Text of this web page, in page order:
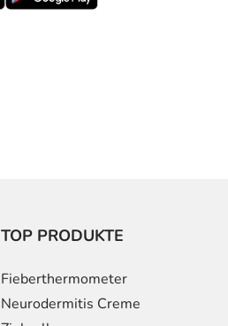
TOP PRODUKTE
Fieberthermometer
Neurodermitis Creme